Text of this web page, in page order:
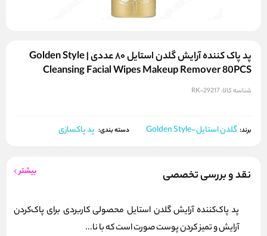
پد پاک‌ کننده آرایش گلدن استایل ۸۰ عددی | Golden Style
Cleansing Facial Wipes Makeup Remover 80PCS
شناسه کالا: RK-29217
برند: گلدن استایل-Golden Style دسته بندی: پد پاکسازی
نقد و بررسی تخصصی بیشتر
پد پاک‌کننده آرایش گلدن استایل محصولی کاربردی برای پاک‌کردن
آرایش و تمیز کردن پوست صورت است که با نا...